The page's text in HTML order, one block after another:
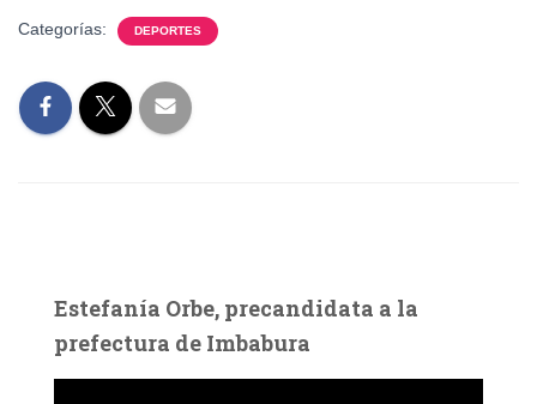
Categorías: DEPORTES
Estefanía Orbe, precandidata a la
prefectura de Imbabura